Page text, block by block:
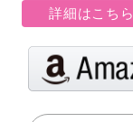
詳細はこちら